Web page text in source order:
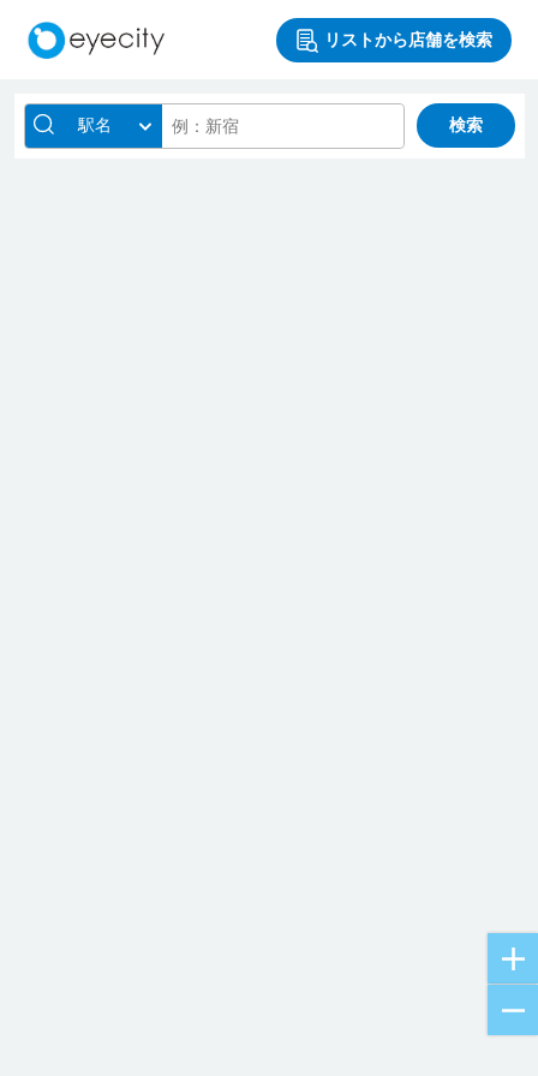
リストから店舗を検索
駅名 検索